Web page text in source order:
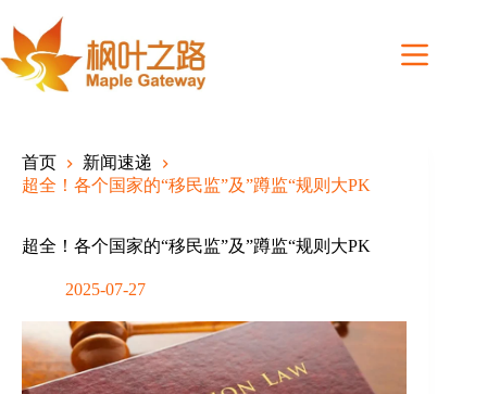
content
首页
新闻速递
超全！各个国家的“移民监”及”蹲监“规则大PK
超全！各个国家的“移民监”及”蹲监“规则大PK
2025-07-27